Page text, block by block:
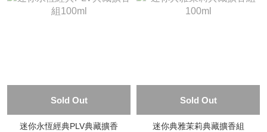
Sold Out
迷你永恆經典PLV典藏擴香
Sold Out
迷你典雅茉莉典藏擴香組